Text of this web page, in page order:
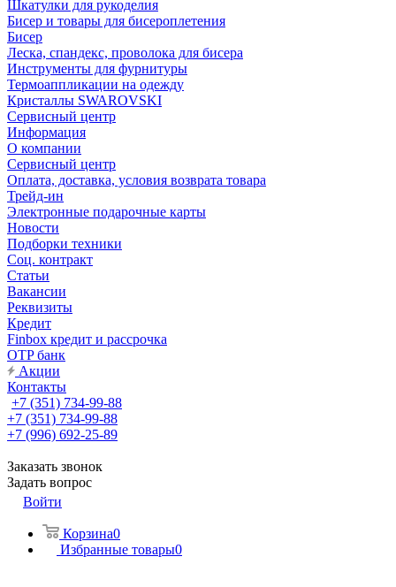
Шкатулки для рукоделия
Бисер и товары для бисероплетения
Бисер
Леска, спандекс, проволока для бисера
Инструменты для фурнитуры
Термоаппликации на одежду
Кристаллы SWAROVSKI
Сервисный центр
Информация
О компании
Сервисный центр
Оплата, доставка, условия возврата товара
Трейд-ин
Электронные подарочные карты
Новости
Подборки техники
Соц. контракт
Статьи
Вакансии
Реквизиты
Кредит
Finbox кредит и рассрочка
OTP банк
Акции
Контакты
+7 (351) 734-99-88
+7 (351) 734-99-88
+7 (996) 692-25-89
Заказать звонок
Задать вопрос
Войти
Корзина0
Избранные товары0